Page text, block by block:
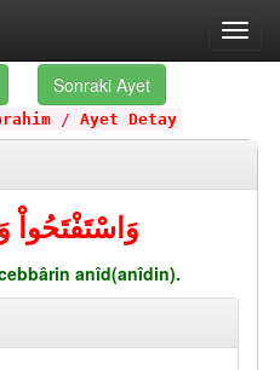
Sonraki Ayet
/ Ayet Detay
وَاسْتَفْتَحُواْ
anîd(anîdin).